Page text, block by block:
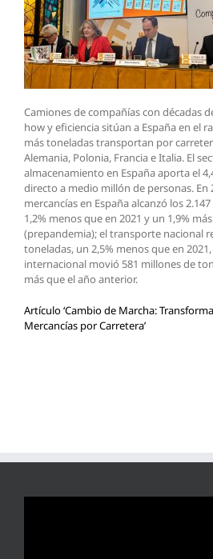
Camiones de compañías con décadas
how y eficiencia sitúan a España en el
más toneladas transportan por
Alemania, Polonia, Francia e Italia. El
almacenamiento en España aporta el
directo a medio millón de personas. En
mercancías en España alcanzó los
1,2% menos que en 2021 y un 1,9%
(prepandemia); el transporte nacional
toneladas, un 2,5% menos que en
internacional movió 581 millones de
más que el año anterior.
Artículo ‘Cambio de Marcha:
Mercancías por Carretera’